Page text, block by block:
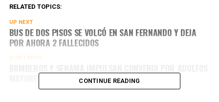
RELATED TOPICS:
UP NEXT
BUS DE DOS PISOS SE VOLCÓ EN SAN FERNANDO Y DEJA
POR AHORA 2 FALLECIDOS
DON'T MISS
MAYORES DIGNOS
CONTINUE READING